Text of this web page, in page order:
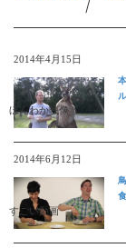
2014年4月15日
ほんわか映像
2014年6月12日
すごい動画